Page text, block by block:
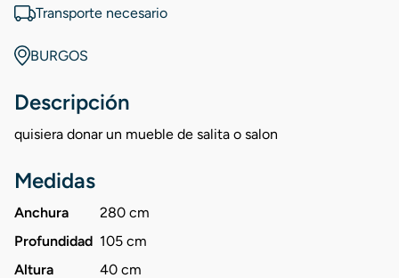
Transporte necesario
BURGOS
Descripción
quisiera donar un mueble de salita o salon
Medidas
Anchura
280 cm
Profundidad 105 cm
Altura
40 cm